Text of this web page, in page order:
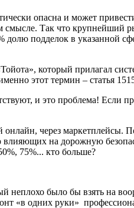
опасна и может
смысле. Так что
подделок в указанной
который прилагал
этот термин – статья
и это проблема! Если
через
на дорожную
75%... кто больше?
неплохо было бы взять на
«в одних руки»